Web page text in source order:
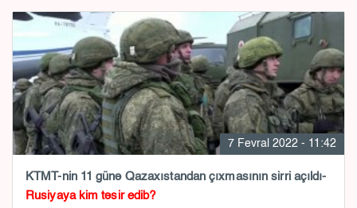
7 Fevral 2022 - 11:42
KTMT-nin 11 günə Qazaxıstandan çıxmasının sirri açıldı-
Rusiyaya kim təsir edib?